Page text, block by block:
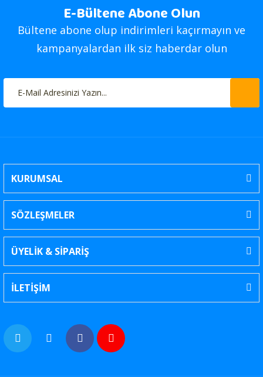
E-Bültene Abone Olun
Bültene abone olup indirimleri kaçırmayın ve
kampanyalardan ilk siz haberdar olun
KURUMSAL
SÖZLEŞMELER
ÜYELİK & SİPARİŞ
İLETİŞİM